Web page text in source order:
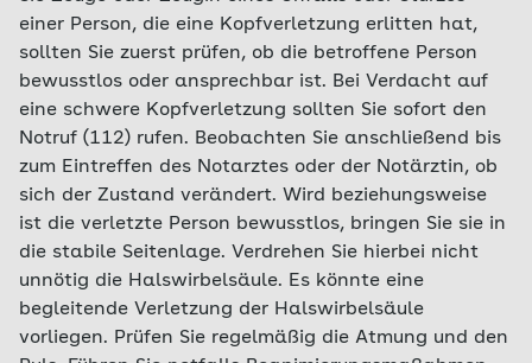
einer Person, die eine Kopfverletzung erlitten hat,
sollten Sie zuerst prüfen, ob die betroffene Person
bewusstlos oder ansprechbar ist. Bei Verdacht auf
eine schwere Kopfverletzung sollten Sie sofort den
Notruf (112) rufen. Beobachten Sie anschließend bis
zum Eintreffen des Notarztes oder der Notärztin, ob
sich der Zustand verändert. Wird beziehungsweise
ist die verletzte Person bewusstlos, bringen Sie sie in
die stabile Seitenlage. Verdrehen Sie hierbei nicht
unnötig die Halswirbelsäule. Es könnte eine
begleitende Verletzung der Halswirbelsäule
vorliegen. Prüfen Sie regelmäßig die Atmung und den